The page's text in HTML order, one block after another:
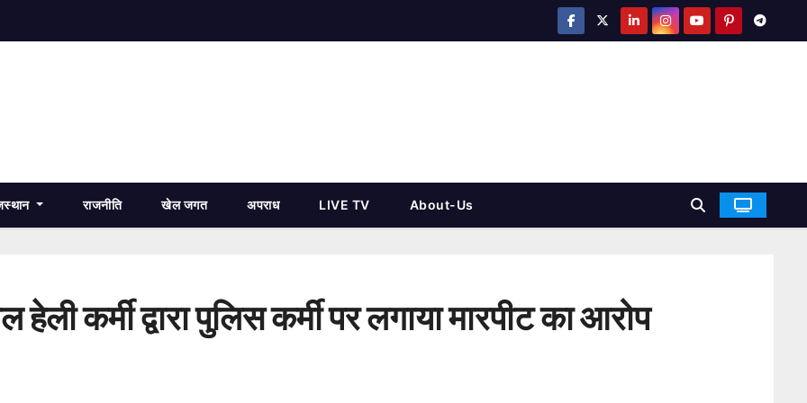
राजनीति खेल जगत अपराध LIVE TV About-Us
कर्मी द्वारा पुलिस कर्मी पर लगाया मारपीट का आरोप